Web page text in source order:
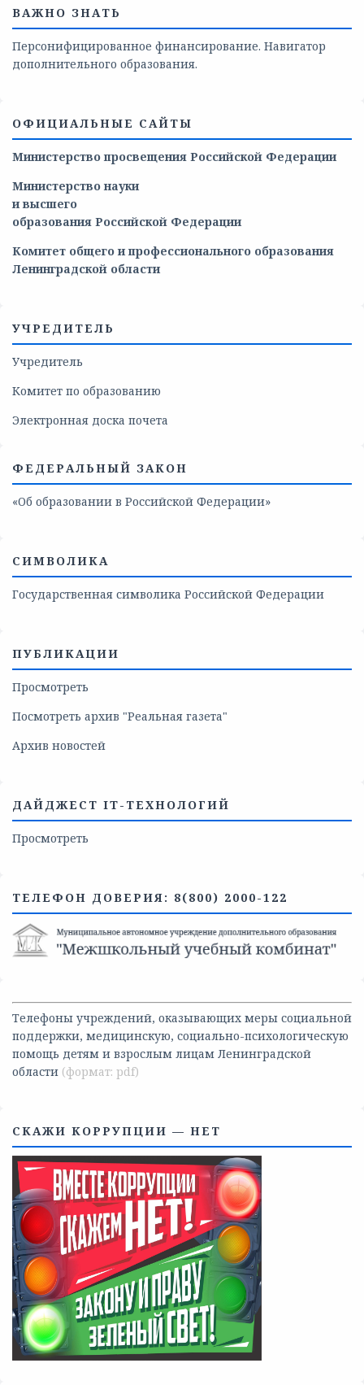
ВАЖНО ЗНАТЬ
Персонифицированное финансирование. Навигатор
дополнительного образования.
ОФИЦИАЛЬНЫЕ САЙТЫ
Министерство просвещения Российской Федерации
Министерство науки
и высшего
образования Российской Федерации
Комитет общего и профессионального образования
Ленинградской области
УЧРЕДИТЕЛЬ
Учредитель
Комитет по образованию
Электронная доска почета
ФЕДЕРАЛЬНЫЙ ЗАКОН
«Об образовании в Российской Федерации»
СИМВОЛИКА
Государственная символика Российской Федерации
ПУБЛИКАЦИИ
Просмотреть
Посмотреть архив "Реальная газета"
Архив новостей
ДАЙДЖЕСТ IT-ТЕХНОЛОГИЙ
Просмотреть
ТЕЛЕФОН ДОВЕРИЯ: 8(800) 2000-122
Телефоны учреждений, оказывающих меры социальной
поддержки, медицинскую, социально-психологическую
помощь детям и взрослым лицам Ленинградской
области
СКАЖИ КОРРУПЦИИ — НЕТ